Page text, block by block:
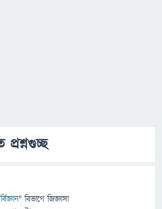
প্রশ্নগুচ্ছ
" বিভাগে জিজ্ঞাসা